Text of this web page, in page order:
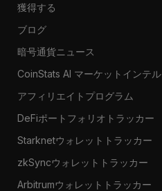
獲得する
ブログ
暗号通貨ニュース
CoinStats AI マーケットインテル
アフィリエイトプログラム
DeFiポートフォリオトラッカー
Starknetウォレットトラッカー
zkSyncウォレットトラッカー
Arbitrumウォレットトラッカー